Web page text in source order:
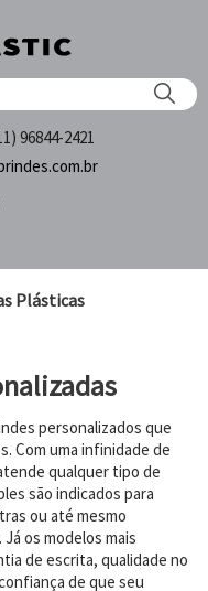
96844-2421
Plásticas
personalizados que
Com uma infinidade de
qualquer tipo de
são indicados para
ou até mesmo
os modelos mais
de escrita, qualidade no
de que seu